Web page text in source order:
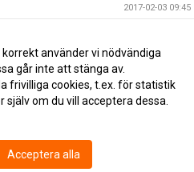
2017-02-03 09:45
2016-12-30 09:09
2016-12-21 20:16
använder vi nödvändiga
går inte att stänga av.
frivilliga cookies, t.ex. för statistik
om du vill acceptera dessa.
Acceptera alla